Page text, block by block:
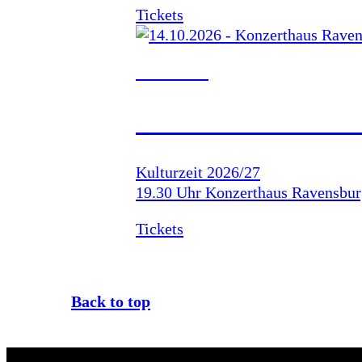
Tickets
Kulturzeit 2026/27
19.30 Uhr Konzerthaus
Tickets
Back to top